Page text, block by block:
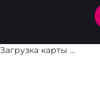
Загрузка карты ...